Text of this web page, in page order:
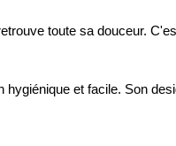
toute sa douceur.
et facile. Son